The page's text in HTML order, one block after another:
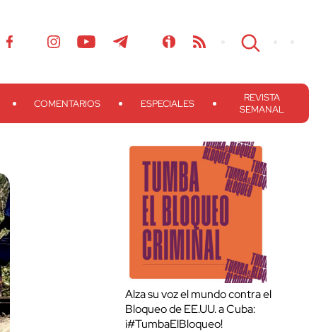
COMENTARIOS ESPECIALES
REVISTA
SEMANAL
Alza su voz el mundo contra el
Bloqueo de EE.UU. a Cuba:
¡#TumbaElBloqueo!